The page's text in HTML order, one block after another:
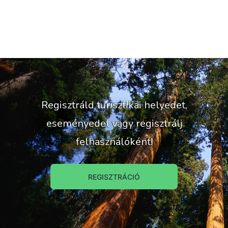
Regisztráld turisztikai helyedet,
eseményedet vagy regisztrálj
felhasználóként!
REGISZTRÁCIÓ